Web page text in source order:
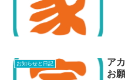
お知らせと日記
ア
お